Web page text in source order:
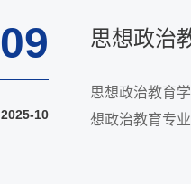
09
2025-10
思想政治
思想政治教育
想政治教育专